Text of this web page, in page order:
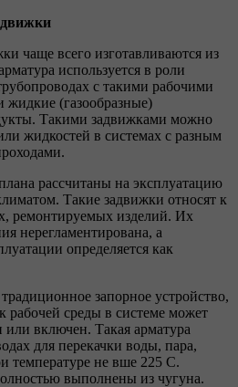
чаще всего изготавливаются из
используется в роли
с такими рабочими
жидкие (газообразные)
Такими задвижками можно
жидкостей в системах с разным
рассчитаны на эксплуатацию
Такие задвижки относят к
ремонтируемых изделий. Их
нерегламентирована, а
определяется как
запорное устройство,
рабочей среды в системе может
включен. Такая арматура
для перекачки воды, пара,
температуре не вше 225 С.
выполнены из чугуна.